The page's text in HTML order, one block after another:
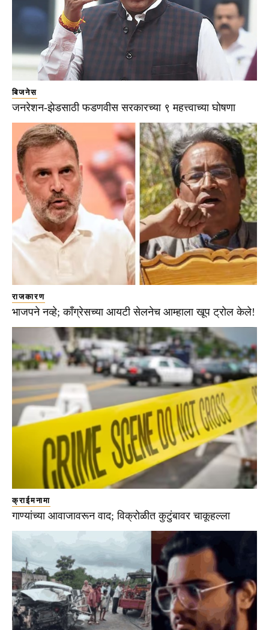
बिजनेस
जनरेशन-झेडसाठी फडणवीस सरकारच्या ९ महत्त्वाच्या घोषणा
राजकारण
भाजपने नव्हे; काँग्रेसच्या आयटी सेलनेच आम्हाला खूप ट्रोल केले!
क्राईमनामा
गाण्यांच्या आवाजावरून वाद; विक्रोळीत कुटुंबावर चाकूहल्ला